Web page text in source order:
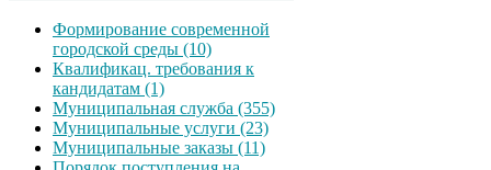
Формирование современной
городской среды (10)
Квалификац. требования к
кандидатам (1)
Муниципальная служба (355)
Муниципальные услуги (23)
Муниципальные заказы (11)